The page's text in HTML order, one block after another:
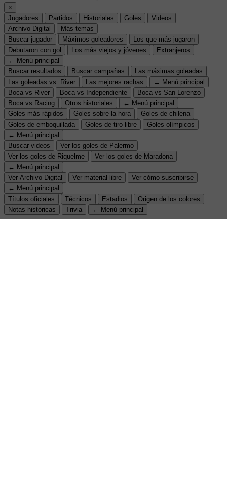
×
Jugadores
Partidos Historiales Goles
Videos
Archivo Digital
Más temas
Buscar jugador
Máximos goleadores
Los que más jugaron
Debutaron con gol
Los más viejos y jóvenes
Extranjeros
← Menú principal
Buscar resultados
Buscar campañas
Las máximas goleadas
Las goleadas vs. River
Las mejores rachas
← Menú principal
Boca vs River
Boca vs Independiente
Boca vs San Lorenzo
Boca vs Racing
Otros historiales
← Menú principal
Goles más rápidos
Goles sobre la hora
Goles de chilena
Goles de emboquillada
Goles de tiro libre
Goles olímpicos
← Menú principal
Buscar videos
Ver los goles de Palermo
Ver los goles de Riquelme
Ver los goles de Maradona
← Menú principal
Ver Archivo Digital
Ver material libre
Ver cómo suscribirse
← Menú principal
Títulos oficiales
Técnicos Estadios
Origen de los colores
Notas históricas
Trivia ← Menú principal